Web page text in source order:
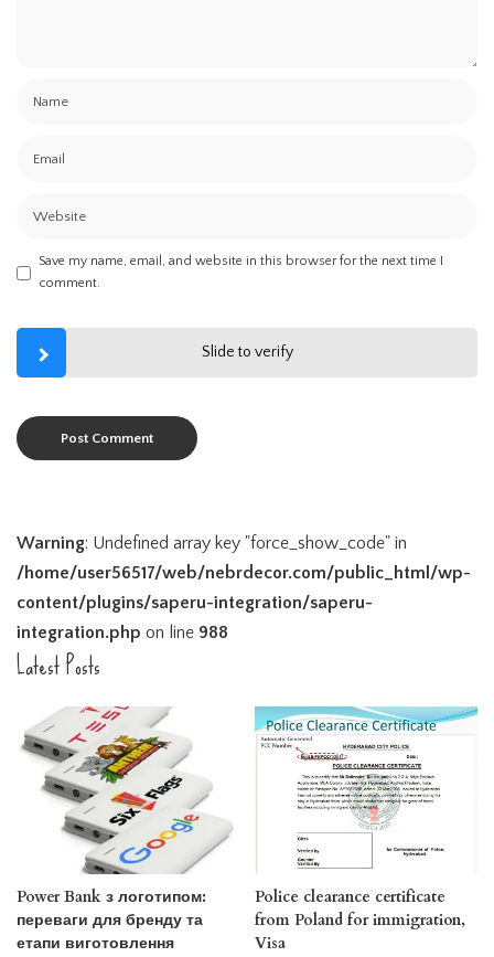
Save my name, email, and website in this browser for the next time I
comment.
Slide to verify
Warning: Undefined array key "force_show_code" in
/home/user56517/web/nebrdecor.com/public_html/wp-
content/plugins/saperu-integration/saperu-
integration.php on line 988
Latest Posts
Power Bank з логотипом:
переваги для бренду та
етапи виготовлення
Police clearance certificate
from Poland for immigration,
Visa